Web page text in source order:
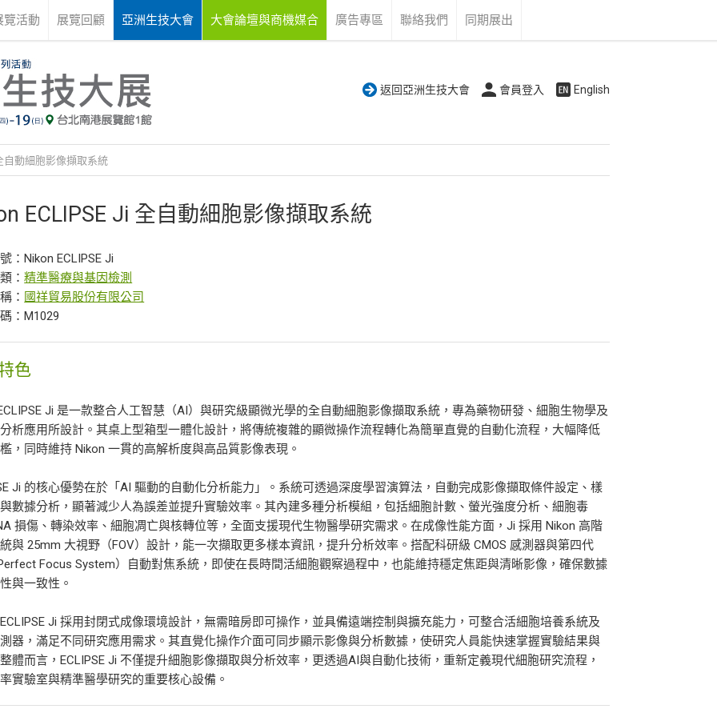
覽活動 展覽回顧 亞洲生技大會 大會論壇與商機媒合 廣告專區 聯絡我們 同期展出
返回亞洲生技大會 會員登入 English
自動細胞影像擷取系統
ECLIPSE Ji 全自動細胞影像擷取系統
：Nikon ECLIPSE Ji
：精準醫療與基因檢測
： 國祥貿易股份有限公司
：M1029
色
Ji 是一款整合人工智慧（AI）與研究級顯微光學的全自動細胞影像擷取系統，專為藥物研發、細胞生物學及
析應用所設計。其桌上型箱型一體化設計，將傳統複雜的顯微操作流程轉化為簡單直覺的自動化流程，大幅降低
，同時維持 Nikon 一貫的高解析度與高品質影像表現。
Ji 的核心優勢在於「AI 驅動的自動化分析能力」。系統可透過深度學習演算法，自動完成影像擷取條件設定、樣
數據分析，顯著減少人為誤差並提升實驗效率。其內建多種分析模組，包括細胞計數、螢光強度分析、細胞毒
損傷、轉染效率、細胞凋亡與核轉位等，全面支援現代生物醫學研究需求。在成像性能方面，Ji 採用 Nikon 高階
與 25mm 大視野（FOV）設計，能一次擷取更多樣本資訊，提升分析效率。搭配科研級 CMOS 感測器與第四代
Focus System）自動對焦系統，即使在長時間活細胞觀察過程中，也能維持穩定焦距與清晰影像，確保數據
與一致性。
Ji 採用封閉式成像環境設計，無需暗房即可操作，並具備遠端控制與擴充能力，可整合活細胞培養系統及
器，滿足不同研究應用需求。其直覺化操作介面可同步顯示影像與分析數據，使研究人員能快速掌握實驗結果與
體而言，ECLIPSE Ji 不僅提升細胞影像擷取與分析效率，更透過AI與自動化技術，重新定義現代細胞研究流程，
實驗室與精準醫學研究的重要核心設備。